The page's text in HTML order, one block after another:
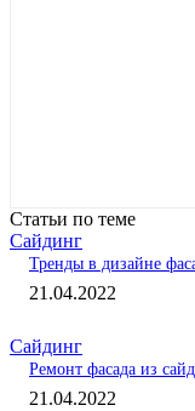
Статьи по теме
Сайдинг
Тренды в дизайне
21.04.2022
Сайдинг
Ремонт фасада из
21.04.2022